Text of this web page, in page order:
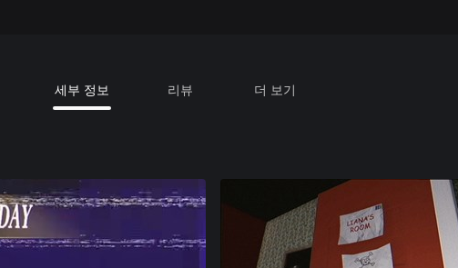
세부 정보 리뷰 더 보기